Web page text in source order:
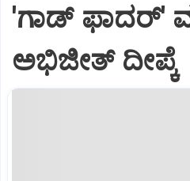
'ಗಾಡ್ ಫಾದರ್'
ಅಭಿಜೀತ್ ದೀಪ್ಕೆ